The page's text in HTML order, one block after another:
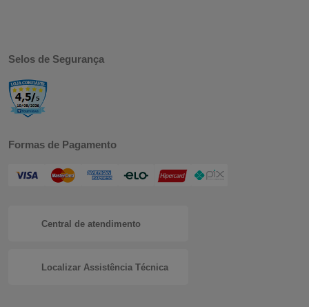
Selos de Segurança
Formas de Pagamento
Central de atendimento
Localizar Assistência Técnica